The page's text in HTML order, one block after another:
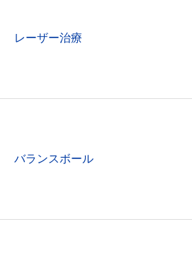
レーザー治療
バランスボール